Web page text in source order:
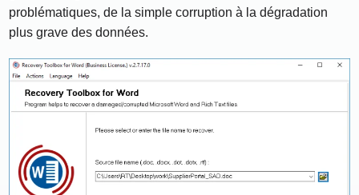
problématiques, de la simple corruption à la dégradation
plus grave des données.